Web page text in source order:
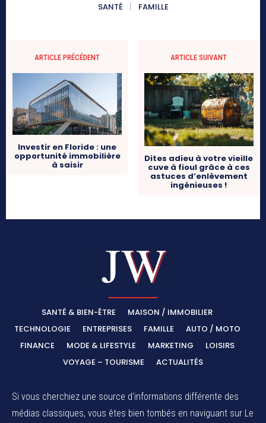
SANTÉ
FAMILLE
ARTICLE PRÉCÉDENT
Investir en Floride : une
opportunité immobilière
à saisir
ARTICLE SUIVANT
Dites adieu à votre vieille
cuve à fioul grâce à ces
astuces d’enlèvement
ingénieuses !
SANTÉ & BIEN-ÊTRE
MAISON / IMMOBILIER
TECHNOLOGIE
ENTREPRISES FAMILLE
AUTO / MOTO
FINANCE
MODE & LIFESTYLE MARKETING
LOISIRS
VOYAGE – TOURISME
ACTUALITÉS
Si vous cherchiez une source d'informations différente des
médias classiques, vous êtes bien tombés en naviguant sur Le